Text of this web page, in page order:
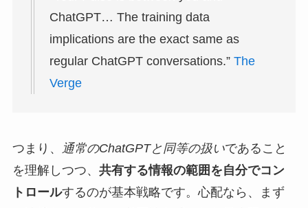
ChatGPT… The training data
implications are the exact same as
regular ChatGPT conversations.” The
Verge
つまり、 通常のChatGPTと同等の扱いであること
を理解しつつ、 共有する情報の範囲を自分でコン
トロールするのが基本戦略です。心配なら、まず